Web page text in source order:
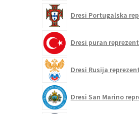
Dresi Portugalska
Dresi puran
Dresi Rusija
Dresi San Marino